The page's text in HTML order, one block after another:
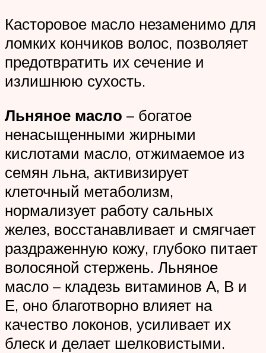
Касторовое масло незаменимо для
ломких кончиков волос, позволяет
предотвратить их сечение и
излишнюю сухость.
Льняное масло – богатое
ненасыщенными жирными
кислотами масло, отжимаемое из
семян льна, активизирует
клеточный метаболизм,
нормализует работу сальных
желез, восстанавливает и смягчает
раздраженную кожу, глубоко питает
волосяной стержень. Льняное
масло – кладезь витаминов А, В и
Е, оно благотворно влияет на
качество локонов, усиливает их
блеск и делает шелковистыми.